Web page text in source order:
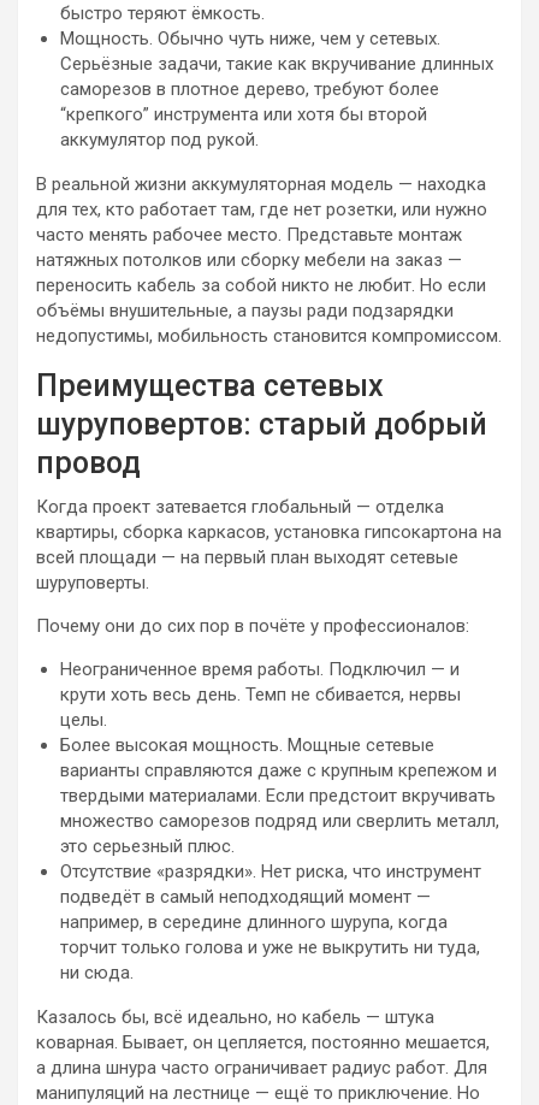
быстро теряют ёмкость.
Мощность. Обычно чуть ниже, чем у сетевых.
Серьёзные задачи, такие как вкручивание длинных
саморезов в плотное дерево, требуют более
“крепкого” инструмента или хотя бы второй
аккумулятор под рукой.
В реальной жизни аккумуляторная модель — находка
для тех, кто работает там, где нет розетки, или нужно
часто менять рабочее место. Представьте монтаж
натяжных потолков или сборку мебели на заказ —
переносить кабель за собой никто не любит. Но если
объёмы внушительные, а паузы ради подзарядки
недопустимы, мобильность становится компромиссом.
Преимущества сетевых
шуруповертов: старый добрый
провод
Когда проект затевается глобальный — отделка
квартиры, сборка каркасов, установка гипсокартона на
всей площади — на первый план выходят сетевые
шуруповерты.
Почему они до сих пор в почёте у профессионалов:
Неограниченное время работы. Подключил — и
крути хоть весь день. Темп не сбивается, нервы
целы.
Более высокая мощность. Мощные сетевые
варианты справляются даже с крупным крепежом и
твердыми материалами. Если предстоит вкручивать
множество саморезов подряд или сверлить металл,
это серьезный плюс.
Отсутствие «разрядки». Нет риска, что инструмент
подведёт в самый неподходящий момент —
например, в середине длинного шурупа, когда
торчит только голова и уже не выкрутить ни туда,
ни сюда.
Казалось бы, всё идеально, но кабель — штука
коварная. Бывает, он цепляется, постоянно мешается,
а длина шнура часто ограничивает радиус работ. Для
манипуляций на лестнице — ещё то приключение. Но